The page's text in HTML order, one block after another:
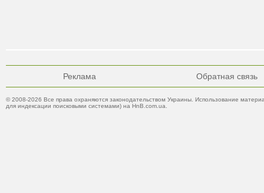
Реклама Обратная связь
© 2008-2026 Все права охраняются законодательством Украины. Использование
для индексации поисковыми системами) на HnB.com.ua.